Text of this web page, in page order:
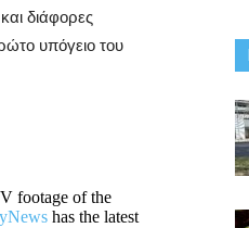
διάφορες
υπόγειο του
footage of the
has the latest